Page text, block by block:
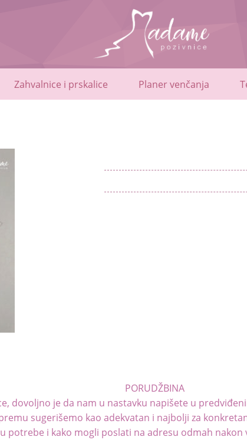
Zahvalnice i prskalice Planer venčanja
PORUDŽBINA
dovoljno je da nam u nastavku napišete u
sugerišemo kao adekvatan i najbolji za
potrebe i kako mogli poslati na adresu odmah